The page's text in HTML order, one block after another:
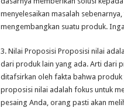
menyelesaikan masalah
mengembangkan suatu produk.
3. Nilai Proposisi Proposisi nilai
dari produk lain yang ada. Arti dari
ditafsirkan oleh fakta bahwa
proposisi nilai adalah fokus untuk
pesaing Anda, orang pasti akan